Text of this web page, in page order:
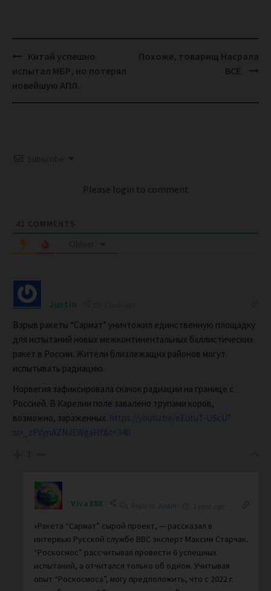
Post
navigation
Китай успешно
испытал МБР, но потерял
новейшую АПЛ.
Похоже, товарищ Насрала
ВСЁ.
Please login to comment
Justin
Взрыв ракеты “Сармат” уничтожил единственную площадку
для испытаний новых межконтинентальных баллистических
ракет в России. Жители близлежащих районов могут
испытывать радиацию.
Норвегия зафиксировала скачок радиации на границе с
Россией. В Карелии поле завалено трупами коров,
возможно, зараженных. https://youtu.be/eEutuT-UScU?
si=_zFVynAZNJEWgaHY&t=340
1
Viva888 Justin
«Ракета “Сармат” сырой проект, — рассказал в
интервью Русской службе BBC эксперт Максим Старчак.
“Роскосмос” рассчитывал провести 6 успешных
испытаний, а отчитался только об одном. Учитывая
опыт “Роскосмоса”, могу предположить, что с 2022 г.